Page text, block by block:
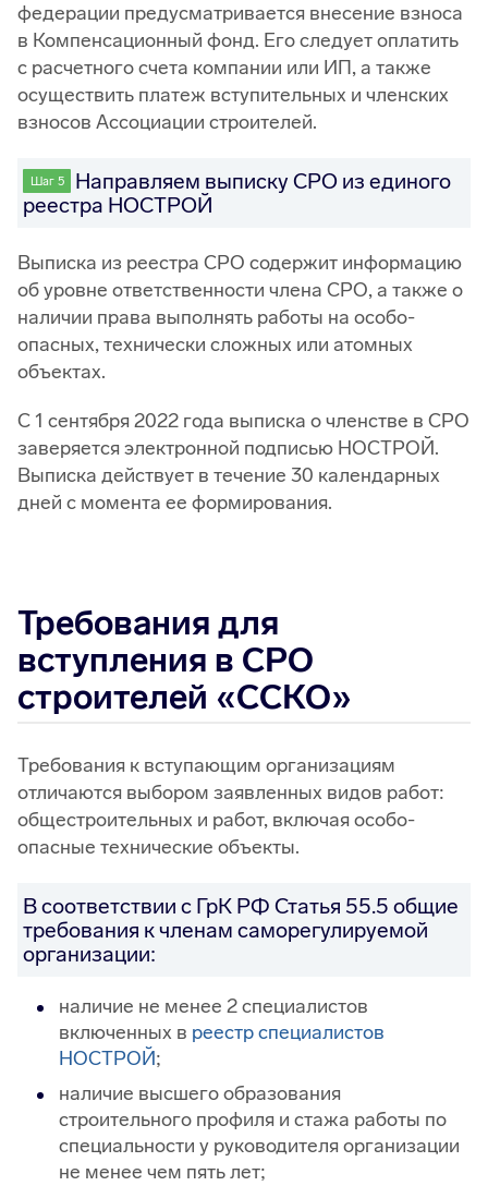
федерации предусматривается внесение взноса
в Компенсационный фонд. Его следует оплатить
с расчетного счета компании или ИП, а также
осуществить платеж вступительных и членских
взносов Ассоциации строителей.
Шаг 5
Направляем выписку СРО из единого
реестра НОСТРОЙ
Выписка из реестра СРО содержит информацию
об уровне ответственности члена СРО, а также о
наличии права выполнять работы на особо-
опасных, технически сложных или атомных
объектах.
С 1 сентября 2022 года выписка о членстве в СРО
заверяется электронной подписью НОСТРОЙ.
Выписка действует в течение 30 календарных
дней с момента ее формирования.
Требования для
вступления в СРО
строителей «ССКО»
Требования к вступающим организациям
отличаются выбором заявленных видов работ:
общестроительных и работ, включая особо-
опасные технические объекты.
В соответствии с ГрК РФ Статья 55.5 общие
требования к членам саморегулируемой
организации:
наличие не менее 2 специалистов
включенных в реестр специалистов
НОСТРОЙ;
наличие высшего образования
строительного профиля и стажа работы по
специальности у руководителя организации
не менее чем пять лет;